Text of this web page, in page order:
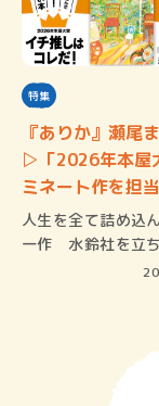
特集
『ありか』瀬尾
▷「2026年本屋
ミネート作を担
人生を全て詰め込
一作 水鈴社を立